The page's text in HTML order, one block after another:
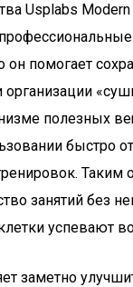
Usplabs
помогает
полезных
быстро
Таким
занятий без
успевают
заметно